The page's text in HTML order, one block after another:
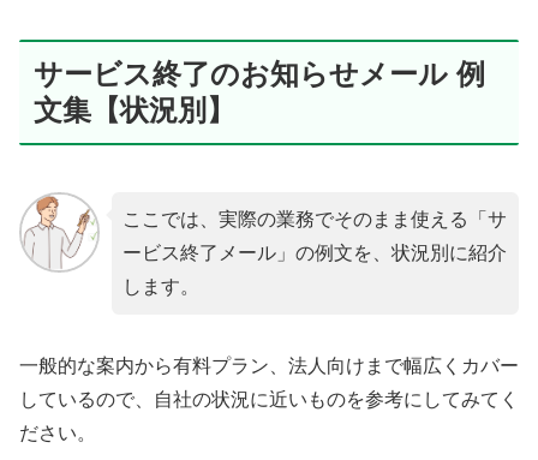
サービス終了のお知らせメール 例
文集【状況別】
ここでは、実際の業務でそのまま使える「サ
ービス終了メール」の例文を、状況別に紹介
します。
一般的な案内から有料プラン、法人向けまで幅広くカバー
しているので、自社の状況に近いものを参考にしてみてく
ださい。